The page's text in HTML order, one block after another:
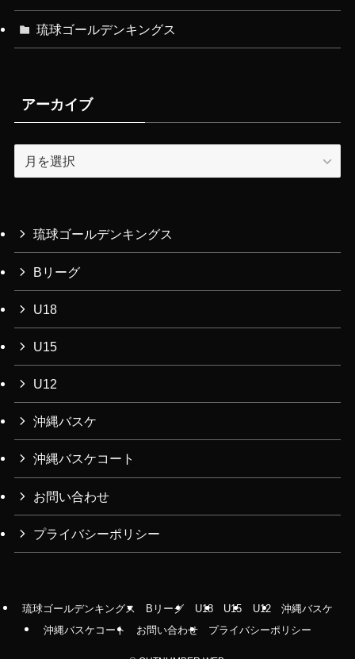
琉球ゴールデンキングス
アーカイブ
ー
ブ
琉球ゴールデンキングス
Bリーグ
U18
U15
U12
沖縄バスケ
沖縄バスケコート
お問い合わせ
プライバシーポリシー
琉球ゴールデンキングス Bリーグ U18 U15 U12
沖縄バスケ
沖縄バスケコート
お問い合わせ プライバシーポリシー